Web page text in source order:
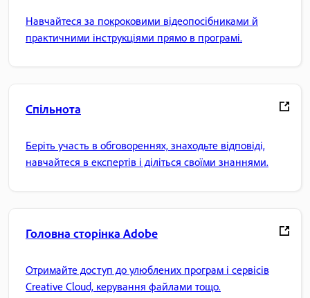
Навчайтеся за покроковими відеопосібниками й
практичними інструкціями прямо в програмі.
Спільнота
Беріть участь в обговореннях, знаходьте відповіді,
навчайтеся в експертів і діліться своїми знаннями.
Головна сторінка Adobe
Отримайте доступ до улюблених програм і сервісів
Creative Cloud, керування файлами тощо.